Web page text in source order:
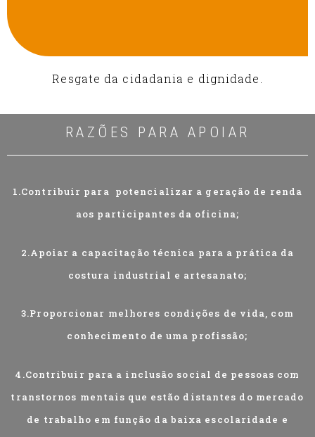
Resgate da cidadania e dignidade.
RAZÕES PARA APOIAR
1.Contribuir para potencializar a geração de renda
aos participantes da oficina;
2.Apoiar a capacitação técnica para a prática da
costura industrial e artesanato;
3.Proporcionar melhores condições de vida, com
conhecimento de uma profissão;
4.Contribuir para a inclusão social de pessoas com
transtornos mentais que estão distantes do mercado
de trabalho em função da baixa escolaridade e